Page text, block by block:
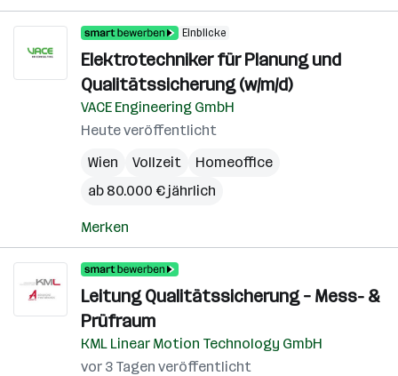
Einblicke
Elektrotechniker für Planung und
Qualitätssicherung (w/m/d)
VACE Engineering GmbH
Heute veröffentlicht
Wien
Vollzeit
Homeoffice
ab 80.000 € jährlich
Merken
Leitung Qualitätssicherung – Mess- &
Prüfraum
KML Linear Motion Technology GmbH
vor 3 Tagen veröffentlicht